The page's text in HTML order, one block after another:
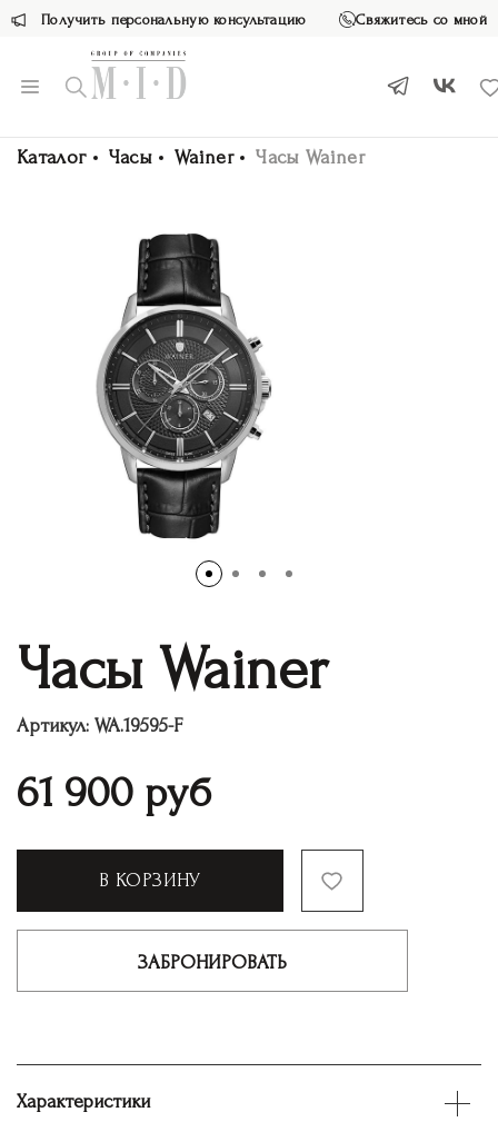
Получить персональную консультацию Свяжитесь со мной
Каталог Часы Wainer Часы Wainer
Часы Wainer
Артикул: WA.19595-F
61 900 руб
В КОРЗИНУ
ЗАБРОНИРОВАТЬ
Характеристики